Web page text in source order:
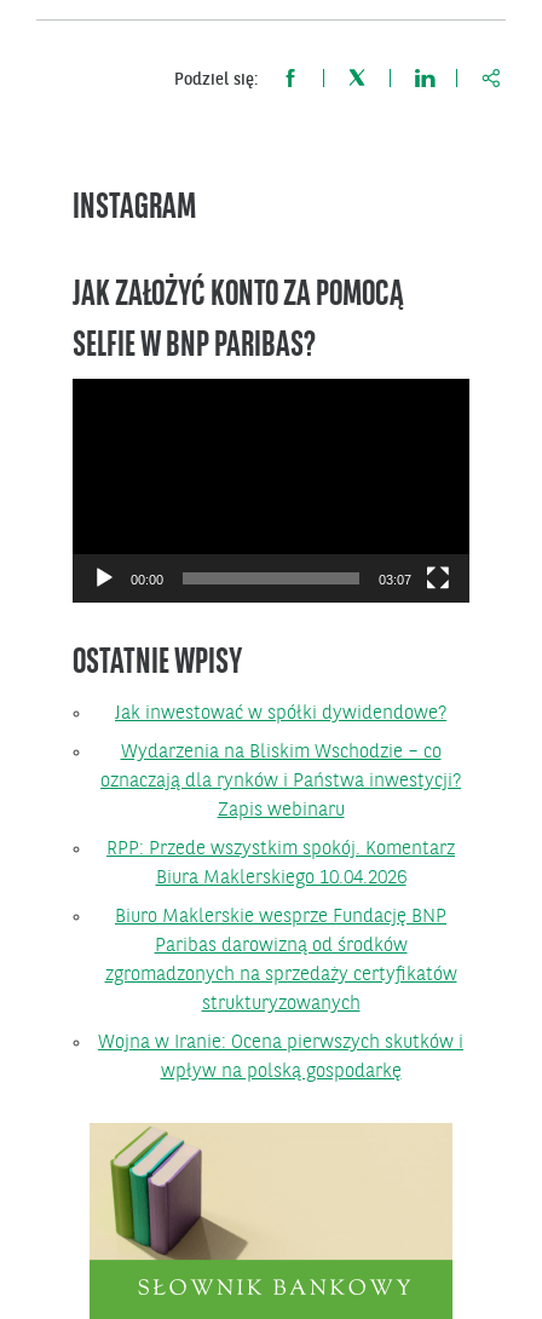
Podziel się:
INSTAGRAM
JAK ZAŁOŻYĆ KONTO ZA POMOCĄ
SELFIE W BNP PARIBAS?
00:00 03:07
OSTATNIE WPISY
Jak inwestować w spółki dywidendowe?
Wydarzenia na Bliskim Wschodzie – co
oznaczają dla rynków i Państwa inwestycji?
Zapis webinaru
RPP: Przede wszystkim spokój. Komentarz
Biura Maklerskiego 10.04.2026
Biuro Maklerskie wesprze Fundację BNP
Paribas darowizną od środków
zgromadzonych na sprzedaży certyfikatów
strukturyzowanych
Wojna w Iranie: Ocena pierwszych skutków i
wpływ na polską gospodarkę